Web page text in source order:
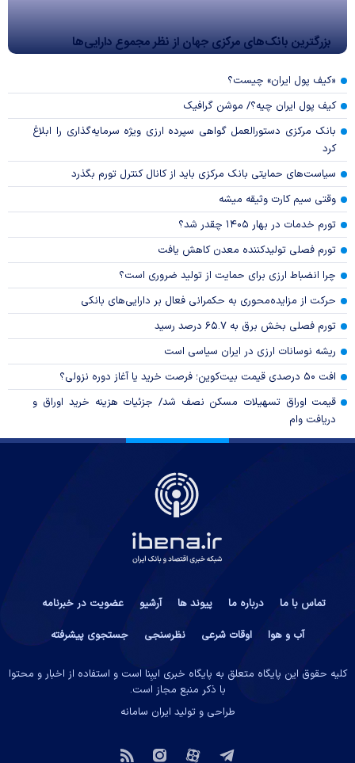
بزرگترین بانک‌های مرکزی جهان از نظر مجموع دارایی‌ها
«کیف پول ایران» چیست؟
کیف پول ایران چیه؟/ موشن گرافیک
بانک مرکزی دستورالعمل گواهی سپرده ارزی ویژه سرمایه‌گذاری را ابلاغ
کرد
سیاست‌های حمایتی بانک مرکزی باید از کانال کنترل تورم بگذرد
وقتی سیم کارت وثیقه میشه
تورم خدمات در بهار ۱۴۰۵ چقدر شد؟
تورم فصلی تولیدکننده معدن کاهش یافت
چرا انضباط ارزی برای حمایت از تولید ضروری است؟
حرکت از مزایده‌محوری به حکمرانی فعال بر دارایی‌های بانکی
تورم فصلی بخش برق به ۶۵.۷ درصد رسید
ریشه نوسانات ارزی در ایران سیاسی است
افت ۵۰ درصدی قیمت بیت‌کوین؛ فرصت خرید یا آغاز دوره نزولی؟
قیمت اوراق تسهیلات مسکن نصف شد/ جزئیات هزینه خرید اوراق و
دریافت وام
تماس با ما درباره ما پیوند ها آرشیو
عضویت در خبرنامه
آب و هوا
اوقات شرعی نظرسنجی جستجوی پیشرفته
کلیه حقوق این پایگاه متعلق به پایگاه خبری ایبِنا است و استفاده از اخبار و محتوا
با ذکر منبع مجاز است.
طراحی و تولید ایران سامانه